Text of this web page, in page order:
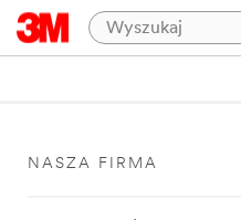
NASZA FIRMA